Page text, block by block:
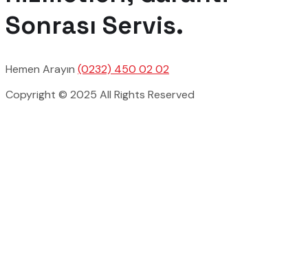
Sonrası Servis.
Hemen Arayın (0232) 450 02 02
Copyright © 2025 All Rights Reserved